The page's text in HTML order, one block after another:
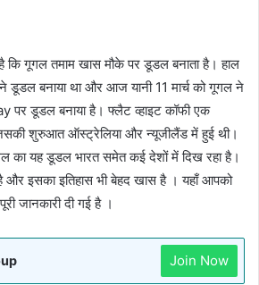
कि गूगल तमाम खास मौके पर डूडल बनाता है। हाल
डूडल बनाया था और आज यानी 11 मार्च को गूगल ने
पर डूडल बनाया है। फ्लैट व्हाइट कॉफी एक
शुरुआत ऑस्ट्रेलिया और न्यूजीलैंड में हुई थी।
का यह डूडल भारत समेत कई देशों में दिख रहा है।
इसका इतिहास भी बेहद खास है । यहाँ आपको
जानकारी दी गई है ।
Join Now